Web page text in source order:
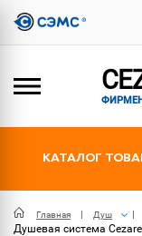
КАТАЛОГ
Главная Душ
Душевая система